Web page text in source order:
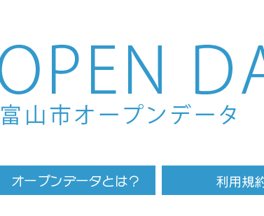
Skip to main content